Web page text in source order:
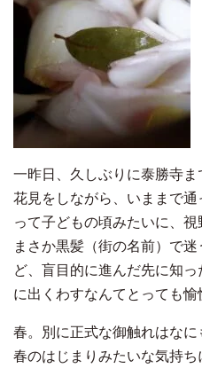
一昨日、久しぶりに泰勝寺
花見をしながら、いままで
って子どもの頃みたいに、視
まさか黒髪（街の名前）で
ど、盲目的に進んだ先に知
に出くわすなんてとっても愉
春。別に正式な御触れはな
春のはじまりみたいな気持ち